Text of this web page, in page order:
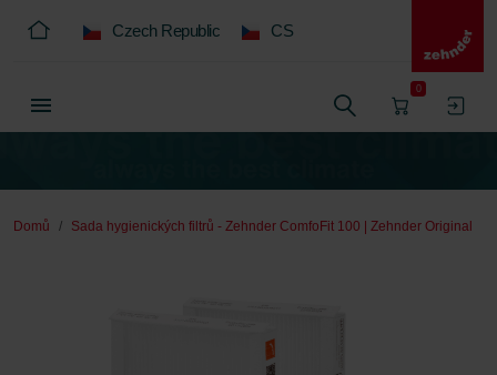
Czech Republic CS
0
Domů Sada hygienických filtrů - Zehnder ComfoFit 100 | Zehnder Original